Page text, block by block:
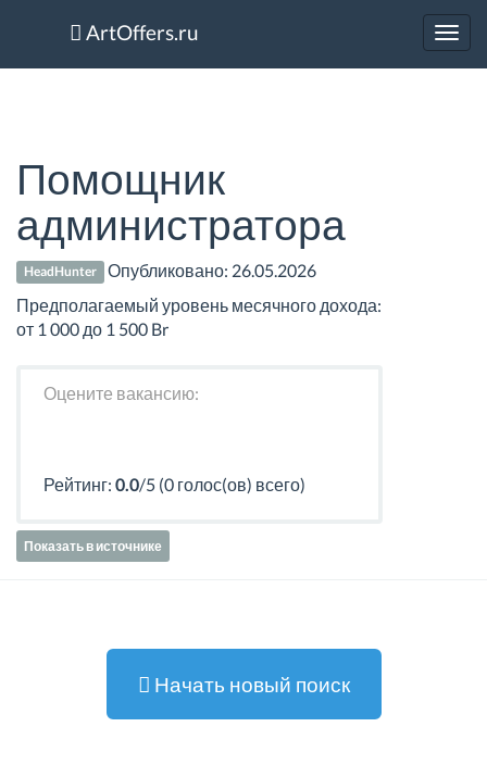
ArtOffers.ru
Помощник
администратора
HeadHunter Опубликовано: 26.05.2026
Предполагаемый уровень месячного дохода:
от 1 000 до 1 500 Br
Оцените вакансию:
Рейтинг: 0.0/5 (0 голос(ов) всего)
Показать в источнике
Начать новый поиск